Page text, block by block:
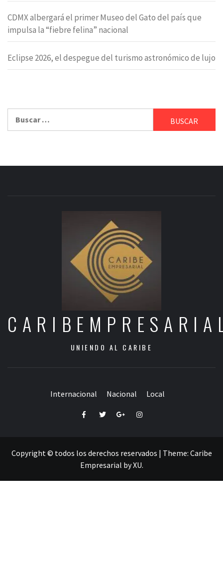
CDMX albergará el primer Museo del Gato del país que
impulsa la “fiebre felina” nacional
Eclipse 2026, el despegue del turismo astronómico de lujo
UNIENDO AL CARIBE
Internacional Nacional Local
FacebookTwitterGoogle+Instagram
Copyright © todos los derechos reservados | Theme: Caribe
Empresarial byXU.